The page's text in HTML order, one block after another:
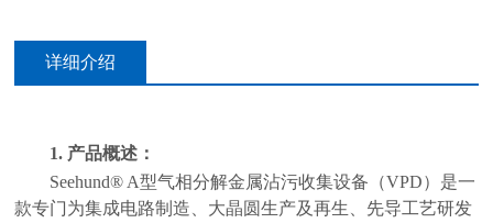
详细介绍
1. 产品概述：
Seehund® A型气相分解金属沾污收集设备（VPD）是一
款专门为集成电路制造、大晶圆生产及再生、先导工艺研发